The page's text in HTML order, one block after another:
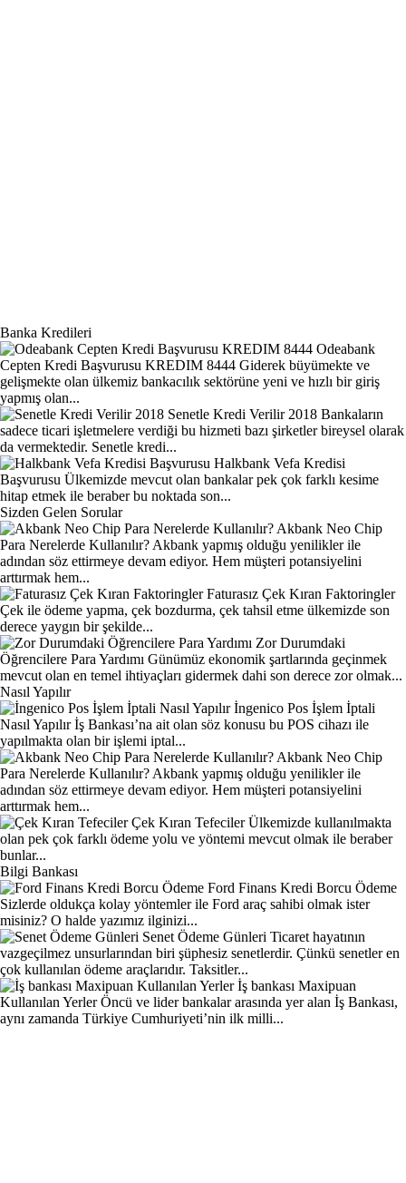
Banka Kredileri
Odeabank
Cepten Kredi Başvurusu KREDIM 8444 Giderek büyümekte ve
gelişmekte olan ülkemiz bankacılık sektörüne yeni ve hızlı bir giriş
yapmış olan...
Senetle Kredi Verilir 2018 Bankaların
sadece ticari işletmelere verdiği bu hizmeti bazı şirketler bireysel olarak
da vermektedir. Senetle kredi...
Halkbank Vefa Kredisi
Başvurusu Ülkemizde mevcut olan bankalar pek çok farklı kesime
hitap etmek ile beraber bu noktada son...
Sizden Gelen Sorular
Akbank Neo Chip
Para Nerelerde Kullanılır? Akbank yapmış olduğu yenilikler ile
adından söz ettirmeye devam ediyor. Hem müşteri potansiyelini
arttırmak hem...
Faturasız Çek Kıran Faktoringler
Çek ile ödeme yapma, çek bozdurma, çek tahsil etme ülkemizde son
derece yaygın bir şekilde...
Zor Durumdaki
Öğrencilere Para Yardımı Günümüz ekonomik şartlarında geçinmek
mevcut olan en temel ihtiyaçları gidermek dahi son derece zor olmak...
Nasıl Yapılır
İngenico Pos İşlem İptali
Nasıl Yapılır İş Bankası’na ait olan söz konusu bu POS cihazı ile
yapılmakta olan bir işlemi iptal...
Akbank Neo Chip
Para Nerelerde Kullanılır? Akbank yapmış olduğu yenilikler ile
adından söz ettirmeye devam ediyor. Hem müşteri potansiyelini
arttırmak hem...
Çek Kıran Tefeciler Ülkemizde kullanılmakta
olan pek çok farklı ödeme yolu ve yöntemi mevcut olmak ile beraber
bunlar...
Bilgi Bankası
Ford Finans Kredi Borcu Ödeme
Sizlerde oldukça kolay yöntemler ile Ford araç sahibi olmak ister
misiniz? O halde yazımız ilginizi...
Senet Ödeme Günleri Ticaret hayatının
vazgeçilmez unsurlarından biri şüphesiz senetlerdir. Çünkü senetler en
çok kullanılan ödeme araçlarıdır. Taksitler...
İş bankası Maxipuan
Kullanılan Yerler Öncü ve lider bankalar arasında yer alan İş Bankası,
aynı zamanda Türkiye Cumhuriyeti’nin ilk milli...